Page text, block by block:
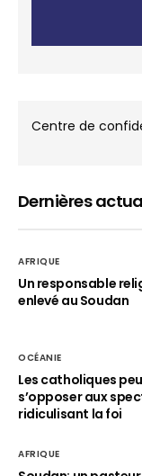
Centre de
Dernières
AFRIQUE
Un responsable
enlevé au Soudan
OCÉANIE
Les catholiques
s’opposer aux
ridiculisant la foi
AFRIQUE